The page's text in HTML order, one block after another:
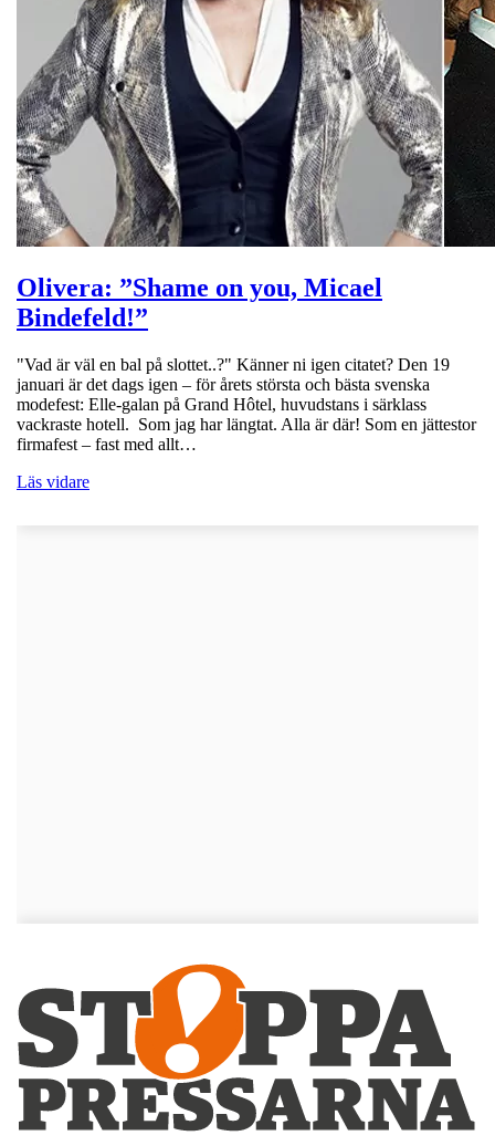
Olivera: ”Shame on you, Micael
Bindefeld!”
"Vad är väl en bal på slottet..?" Känner ni igen citatet? Den 19
januari är det dags igen – för årets största och bästa svenska
modefest: Elle-galan på Grand Hôtel, huvudstans i särklass
vackraste hotell. Som jag har längtat. Alla är där! Som en jättestor
firmafest – fast med allt…
Läs vidare